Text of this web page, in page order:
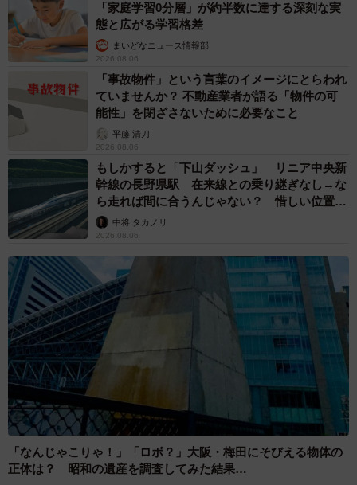
「家庭学習0分層」が約半数に達する深刻な実
態と広がる学習格差
まいどなニュース情報部
2026.08.06
「事故物件」という言葉のイメージにとらわれ
ていませんか？ 不動産業者が語る「物件の可
能性」を閉ざさないために必要なこと
平藤 清刀
2026.08.06
もしかすると「下山ダッシュ」 リニア中央新
幹線の長野県駅 在来線との乗り継ぎなし→な
ら走れば間に合うんじゃない？ 惜しい位置関
係が反響
中将 タカノリ
2026.08.06
「なんじゃこりゃ！」「ロボ？」大阪・梅田にそびえる物体の
正体は？ 昭和の遺産を調査してみた結果…